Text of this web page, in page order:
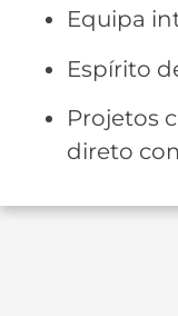
Equipa
Espírito
Projetos
direto